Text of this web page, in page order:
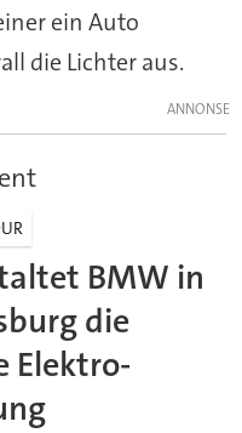
ein Auto
die Lichter aus.
BMW in
die
Elektro-